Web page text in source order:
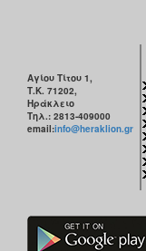
Αγίου Τίτου 1,
Τ.Κ. 71202,
Ηράκλειο
Τηλ.: 2813-409000
email:info@heraklion.gr